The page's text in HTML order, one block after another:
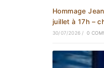
Hommage
juillet à 17h –
30/07/2026 / 0